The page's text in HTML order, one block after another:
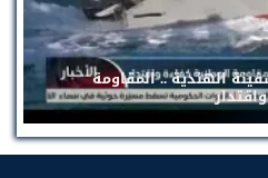
الهندية .. المقاومة